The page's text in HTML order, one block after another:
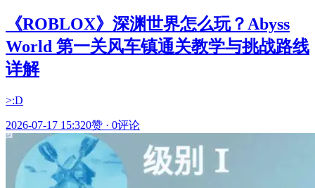
《ROBLOX》深渊世界怎么玩？Abyss
World 第一关风车镇通关教学与挑战路线
详解
>:D
2026-07-17 15:320赞 · 0评论